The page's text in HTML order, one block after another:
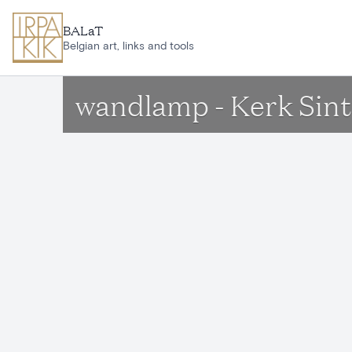
BALaT
Belgian art, links and tools
wandlamp - Kerk